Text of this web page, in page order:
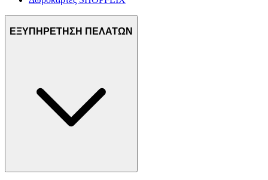
ΕΞΥΠΗΡΕΤΗΣΗ ΠΕΛΑΤΩΝ